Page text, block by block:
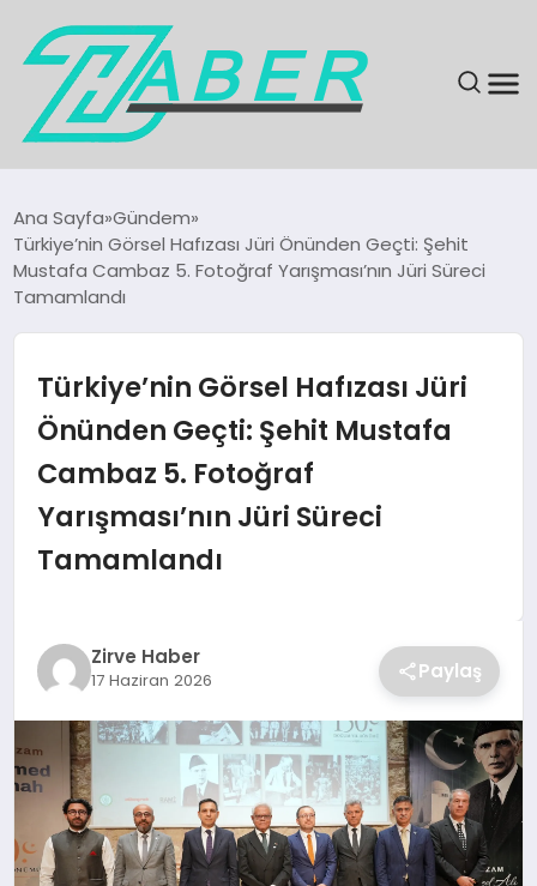
GÜNDEM
MAGAZIN
EĞITIM
KÜLTÜR & SANAT
SAĞLIK
TEKNOLOJI
Ana Sayfa Gündem
Türkiye’nin Görsel Hafızası Jüri Önünden Geçti: Şehit
Mustafa Cambaz 5. Fotoğraf Yarışması’nın Jüri Süreci
Tamamlandı
Türkiye’nin Görsel Hafızası Jüri
Önünden Geçti: Şehit Mustafa
Cambaz 5. Fotoğraf
Yarışması’nın Jüri Süreci
Tamamlandı
Zirve Haber
17 Haziran 2026 Paylaş